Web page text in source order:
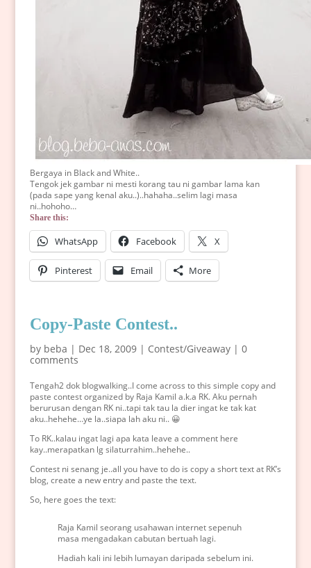
Bergaya in Black and White..
Tengok jek gambar ni mesti korang tau ni gambar lama kan
(pada sape yang kenal aku..)..hahaha..selim lagi masa
ni..hohoho…
Share this:
WhatsApp Facebook X
Pinterest Email More
Copy-Paste Contest..
by beba | Dec 18, 2009| Contest/Giveaway| 0
comments
Tengah2 dok blogwalking..I come across to this simple copy and
paste contest organized by Raja Kamil a.k.a RK. Aku pernah
berurusan dengan RK ni..tapi tak tau la dier ingat ke tak kat
aku..hehehe…ye la..siapa lah aku ni.. 😀
To RK..kalau ingat lagi apa kata leave a comment here
kay..merapatkan lg silaturrahim..hehehe..
Contest ni senang je..all you have to do is copy a short text at RK’s
blog, create a new entry and paste the text.
So, here goes the text:
Raja Kamil seorang usahawan internet sepenuh
masa mengadakan cabutan bertuah lagi.
Hadiah kali ini lebih lumayan daripada sebelum ini.